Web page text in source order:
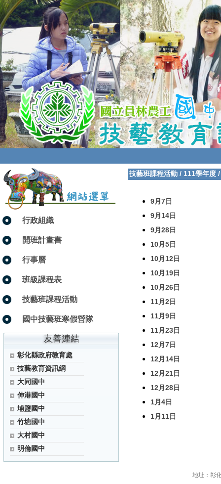
行政組織
開班計畫書
行事曆
班級課程表
技藝班課程活動
國中技藝班寒假營隊
彰化縣政府教育處
技藝教育資訊網
大同國中
伸港國中
埔鹽國中
竹塘國中
大村國中
明倫國中
技藝班課程活動 / 111學年度
9月7日
9月14日
9月28日
10月5日
10月12日
10月19日
10月26日
11月2日
11月9日
11月23日
12月7日
12月14日
12月21日
12月28日
1月4日
1月11日
地址：彰